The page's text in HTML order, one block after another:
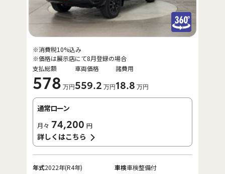
支払総額
578 万円
車両価格
559.2 万円
諸費用
18.8 万円
※消費税10%込み
※価格は展示店にて8月登録の場合
通常ローン
月々 74,200 円
詳しくはこちら
年式2022年(R4年) 車検車検整備付